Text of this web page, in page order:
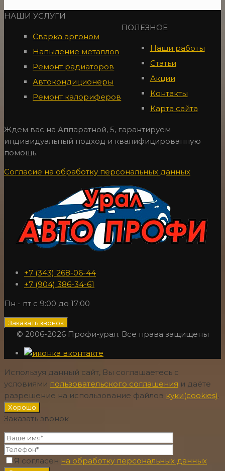
НАШИ УСЛУГИ
Сварка аргоном
Напыление металлов
Ремонт радиаторов
Автокондиционеры
Ремонт калориферов
ПОЛЕЗНОЕ
Наши работы
Статьи
Акции
Контакты
Карта сайта
Ждем вас на Аппаратной, 5, гарантируем
индивидуальный подход и квалифицированную
помощь.
Согласие на обработку персональных данных
+7 (343) 268-06-44
+7 (904) 386-34-61
Пн - пт с 9:00 до 17:00
Заказать звонок
© 2006-2026 Профи-урал. Все права защищены
Используя данный сайт, Вы соглашаетесь с
условиями пользовательского соглашения и даёте
разрешение на использование файлов куки(cookies).
Хорошо
Заказать звонок
Я согласен на обработку персональных данных